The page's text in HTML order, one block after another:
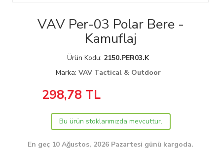
VAV Per-03 Polar Bere -
Kamuflaj
Ürün Kodu: 2150.PER03.K
Marka: VAV Tactical & Outdoor
298,78TL
Bu ürün stoklarımızda mevcuttur.
En geç 10 Ağustos, 2026 Pazartesi günü kargoda.